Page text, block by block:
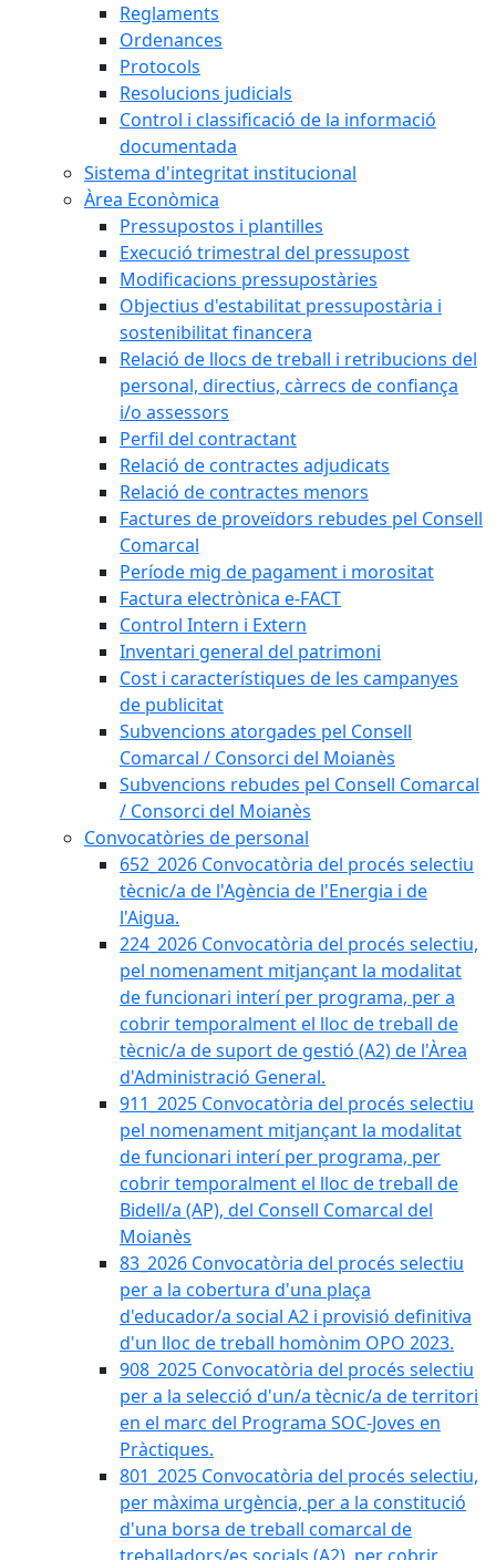
Reglaments
Ordenances
Protocols
Resolucions judicials
Control i classificació de la informació
documentada
Sistema d'integritat institucional
Àrea Econòmica
Pressupostos i plantilles
Execució trimestral del pressupost
Modificacions pressupostàries
Objectius d'estabilitat pressupostària i
sostenibilitat financera
Relació de llocs de treball i retribucions del
personal, directius, càrrecs de confiança
i/o assessors
Perfil del contractant
Relació de contractes adjudicats
Relació de contractes menors
Factures de proveïdors rebudes pel Consell
Comarcal
Període mig de pagament i morositat
Factura electrònica e-FACT
Control Intern i Extern
Inventari general del patrimoni
Cost i característiques de les campanyes
de publicitat
Subvencions atorgades pel Consell
Comarcal / Consorci del Moianès
Subvencions rebudes pel Consell Comarcal
/ Consorci del Moianès
Convocatòries de personal
652_2026 Convocatòria del procés selectiu
tècnic/a de l'Agència de l'Energia i de
l'Aigua.
224_2026 Convocatòria del procés selectiu,
pel nomenament mitjançant la modalitat
de funcionari interí per programa, per a
cobrir temporalment el lloc de treball de
tècnic/a de suport de gestió (A2) de l'Àrea
d'Administració General.
911_2025 Convocatòria del procés selectiu
pel nomenament mitjançant la modalitat
de funcionari interí per programa, per
cobrir temporalment el lloc de treball de
Bidell/a (AP), del Consell Comarcal del
Moianès
83_2026 Convocatòria del procés selectiu
per a la cobertura d'una plaça
d'educador/a social A2 i provisió definitiva
d'un lloc de treball homònim OPO 2023.
908_2025 Convocatòria del procés selectiu
per a la selecció d'un/a tècnic/a de territori
en el marc del Programa SOC-Joves en
Pràctiques.
801_2025 Convocatòria del procés selectiu,
per màxima urgència, per a la constitució
d'una borsa de treball comarcal de